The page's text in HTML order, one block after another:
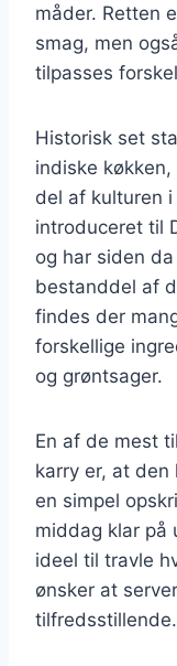
måder. Retten
smag, men
tilpasses
Historisk set
indiske
del af kulturen
introduceret til
og har siden
bestanddel af
findes der
forskellige
og grøntsager.
En af de mest
karry er, at
en simpel
middag klar på
ideel til travle
ønsker at
tilfredsstillende.